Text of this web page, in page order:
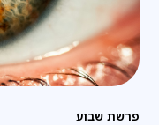
פרשת שבוע